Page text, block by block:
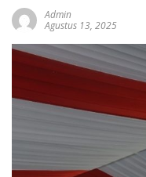
Admin
Agustus 13, 2025